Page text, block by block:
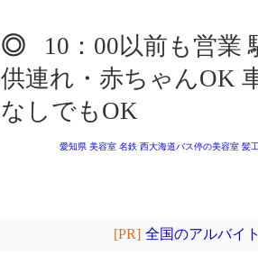
◎ 10：00以前も営業
供連れ・赤ちゃんOK
なしでもOK
愛知県 美容室 名鉄 西大海道バス停の美容室 髪
[PR] 全国のアルバイ